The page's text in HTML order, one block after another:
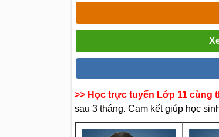
>> Học trực tuyến Lớp 11 cùng
sau 3 tháng. Cam kết giúp học